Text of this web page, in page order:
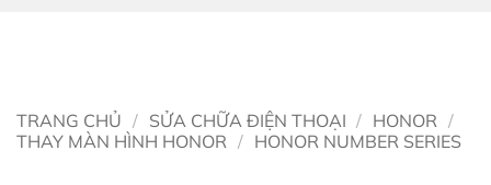
TRANG CHỦ / SỬA CHỮA ĐIỆN THOẠI / HONOR /
THAY MÀN HÌNH HONOR / HONOR NUMBER SERIES